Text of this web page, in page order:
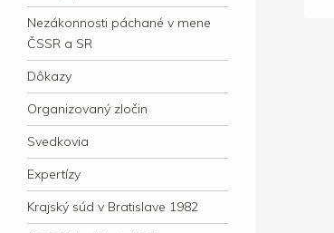
Nezákonnosti páchané v mene
ČSSR a SR
Dôkazy
Organizovaný zločin
Svedkovia
Expertízy
Krajský súd v Bratislave 1982